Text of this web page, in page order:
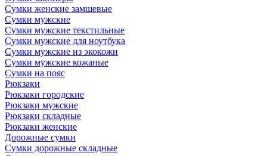
Сумки женские замшевые
Сумки мужские
Сумки мужские текстильные
Сумки мужские для ноутбука
Сумки мужские из экокожи
Сумки мужские кожаные
Сумки на пояс
Рюкзаки
Рюкзаки городские
Рюкзаки мужские
Рюкзаки складные
Рюкзаки женские
Дорожные сумки
Сумки дорожные складные